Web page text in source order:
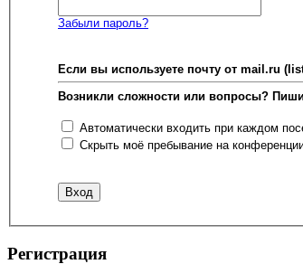
Забыли пароль?
Если вы используете почту от mail.ru
Возникли сложности или вопросы?
Автоматически входить при каждом
Скрыть моё пребывание на
Регистрация